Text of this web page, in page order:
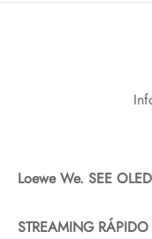
Loewe We. SEE
STREAMING